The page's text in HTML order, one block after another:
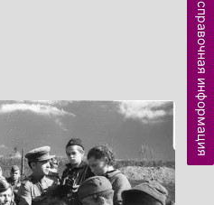
справочная информация